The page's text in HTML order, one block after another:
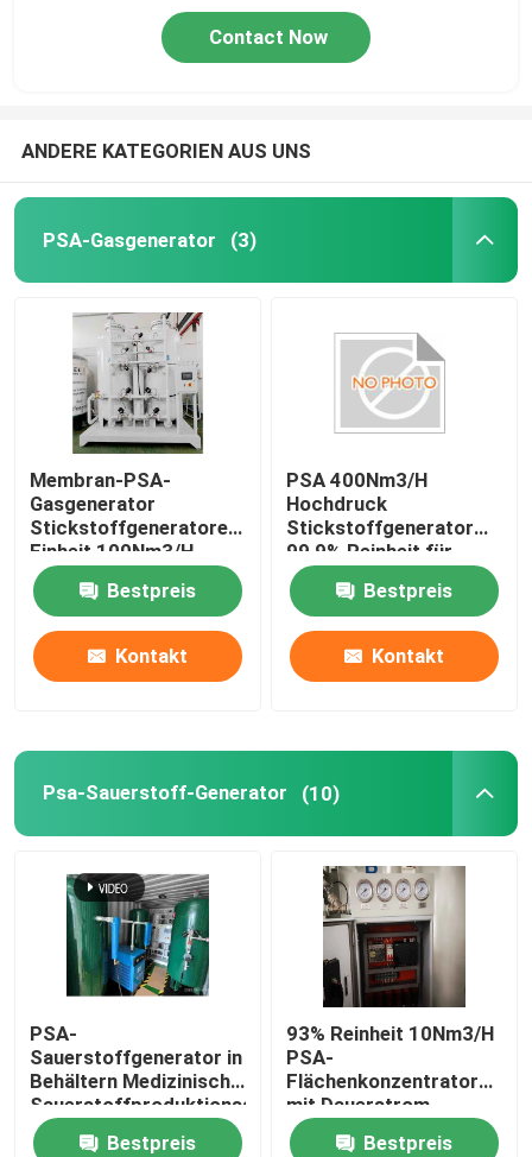
Contact Now
ANDERE KATEGORIEN AUS UNS
PSA-Gasgenerator (3)
Membran-PSA-
Gasgenerator
Stickstoffgeneratoren
Einheit 100Nm3/H,
Reinheit 99,9%
Bestpreis
Kontakt
PSA 400Nm3/H
Hochdruck
Stickstoffgenerator
99,9% Reinheit für
Lebensmittel,
Metallurgie, Chemie
Bestpreis
Kontakt
Psa-Sauerstoff-Generator (10)
PSA-
Sauerstoffgenerator in
Behältern Medizinische
Sauerstoffproduktionsanlage
Krankenhaus
Bestpreis
93% Reinheit 10Nm3/H
PSA-
Flächenkonzentrator
mit Dauerstrom
Bestpreis